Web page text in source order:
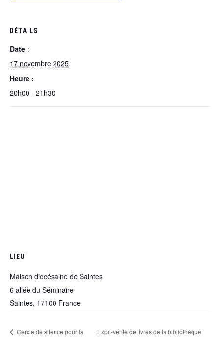
DÉTAILS
Date :
17 novembre 2025
Heure :
20h00 - 21h30
LIEU
Maison diocésaine de Saintes
6 allée du Séminaire
Saintes, 17100 France
Cercle de silence pour la Expo-vente de livres de la bibliothèque